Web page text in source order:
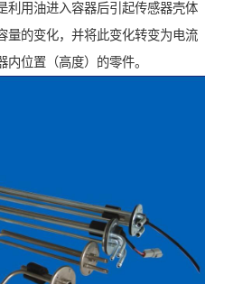
利用油进入容器后引起传感器壳体
量的变化，并将此变化转变为电流
内位置（高度）的零件。